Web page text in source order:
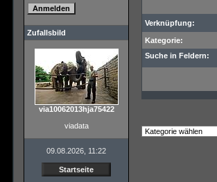
Zufallsbild
via10062013hja75422
viadata
09.08.2026, 11:22
Startseite
Verknüpfung:
Kategorie:
Suche in Feldern: